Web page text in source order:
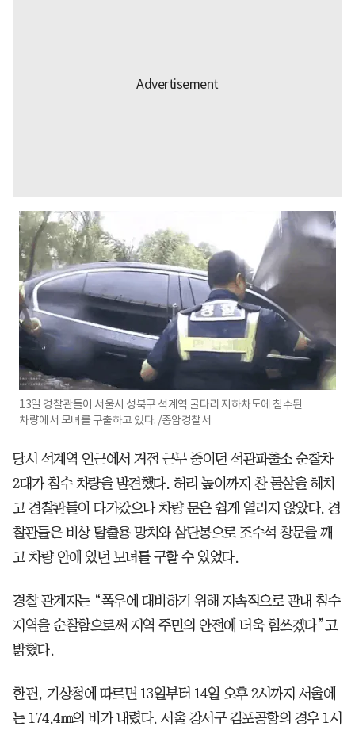
13일 경찰관들이 서울시 성북구 석계역 굴다리 지하차도에 침수된
차량에서 모녀를 구출하고 있다. /종암경찰서
당시 석계역 인근에서 거점 근무 중이던 석관파출소 순찰차
2대가 침수 차량을 발견했다. 허리 높이까지 찬 물살을 헤치
고 경찰관들이 다가갔으나 차량 문은 쉽게 열리지 않았다. 경
찰관들은 비상 탈출용 망치와 삼단봉으로 조수석 창문을 깨
고 차량 안에 있던 모녀를 구할 수 있었다.
경찰 관계자는 “폭우에 대비하기 위해 지속적으로 관내 침수
지역을 순찰함으로써 지역 주민의 안전에 더욱 힘쓰겠다”고
밝혔다.
한편, 기상청에 따르면 13일부터 14일 오후 2시까지 서울에
는 174.4㎜의 비가 내렸다. 서울 강서구 김포공항의 경우 1시